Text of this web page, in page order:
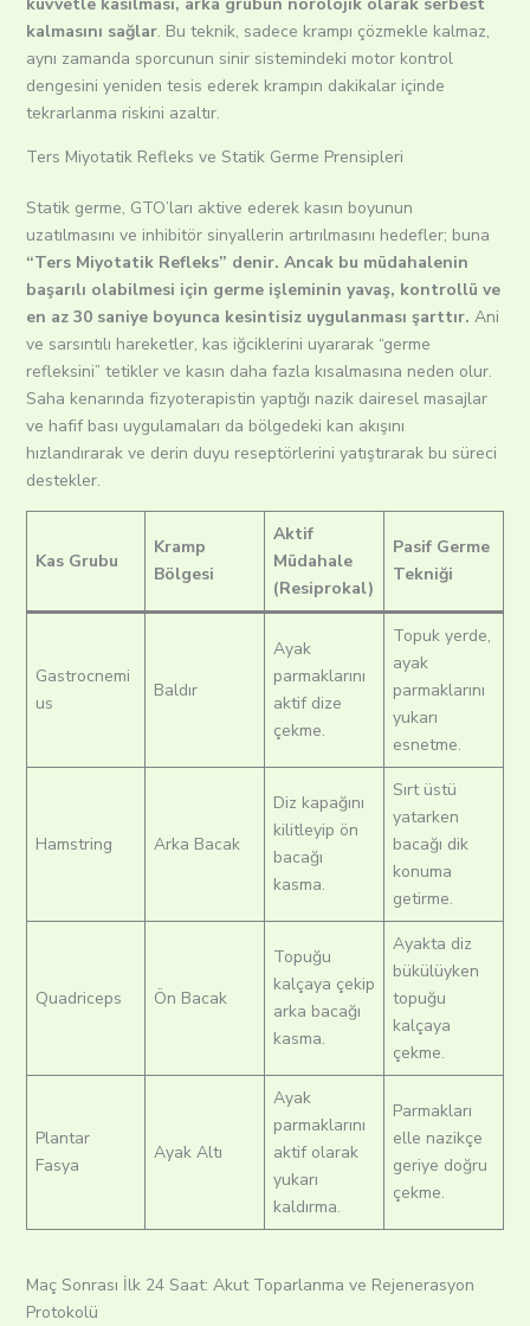
kuvvetle kasılması, arka grubun nörolojik olarak serbest
kalmasını sağlar. Bu teknik, sadece krampı çözmekle kalmaz,
aynı zamanda sporcunun sinir sistemindeki motor kontrol
dengesini yeniden tesis ederek krampın dakikalar içinde
tekrarlanma riskini azaltır.
Ters Miyotatik Refleks ve Statik Germe Prensipleri
Statik germe, GTO’ları aktive ederek kasın boyunun
uzatılmasını ve inhibitör sinyallerin artırılmasını hedefler; buna
“Ters Miyotatik Refleks” denir. Ancak bu müdahalenin
başarılı olabilmesi için germe işleminin yavaş, kontrollü ve
en az 30 saniye boyunca kesintisiz uygulanması şarttır. Ani
ve sarsıntılı hareketler, kas iğciklerini uyararak “germe
refleksini” tetikler ve kasın daha fazla kısalmasına neden olur.
Saha kenarında fizyoterapistin yaptığı nazik dairesel masajlar
ve hafif bası uygulamaları da bölgedeki kan akışını
hızlandırarak ve derin duyu reseptörlerini yatıştırarak bu süreci
destekler.
Kas Grubu
Kramp
Bölgesi
Aktif
Müdahale
(Resiprokal)
Pasif Germe
Tekniği
Gastrocnemi
us
Baldır
Ayak
parmaklarını
aktif dize
çekme.
Topuk yerde,
ayak
parmaklarını
yukarı
esnetme.
Hamstring Arka Bacak
Diz kapağını
kilitleyip ön
bacağı
kasma.
Sırt üstü
yatarken
bacağı dik
konuma
getirme.
Quadriceps Ön Bacak
Topuğu
kalçaya çekip
arka bacağı
kasma.
Ayakta diz
bükülüyken
topuğu
kalçaya
çekme.
Plantar
Fasya
Ayak Altı
Ayak
parmaklarını
aktif olarak
yukarı
kaldırma.
Parmakları
elle nazikçe
geriye doğru
çekme.
Maç Sonrası İlk 24 Saat: Akut Toparlanma ve Rejenerasyon
Protokolü